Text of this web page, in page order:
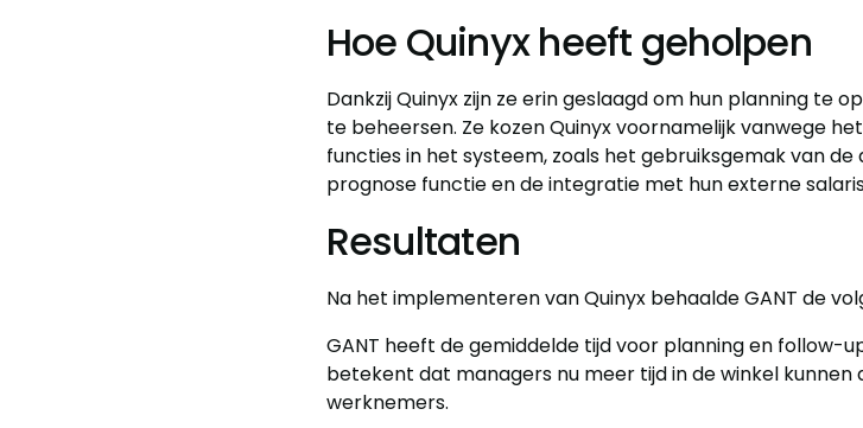
Hoe Quinyx heeft geholpen
Dankzij Quinyx zijn ze erin geslaagd om hun planning te
te beheersen. Ze kozen Quinyx voornamelijk vanwege
functies in het systeem, zoals het gebruiksgemak van
prognose functie en de integratie met hun externe
Resultaten
Na het implementeren van Quinyx behaalde GANT de
GANT heeft de gemiddelde tijd voor planning en follow-
betekent dat managers nu meer tijd in de winkel
werknemers.